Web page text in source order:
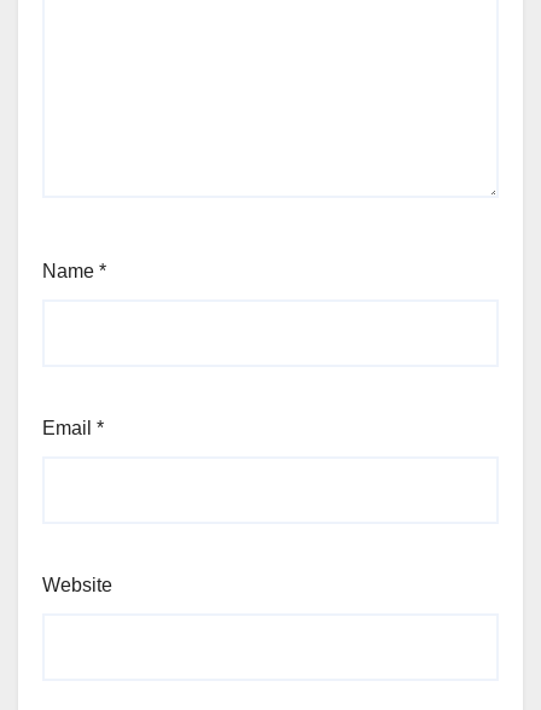
Name *
Email *
Website